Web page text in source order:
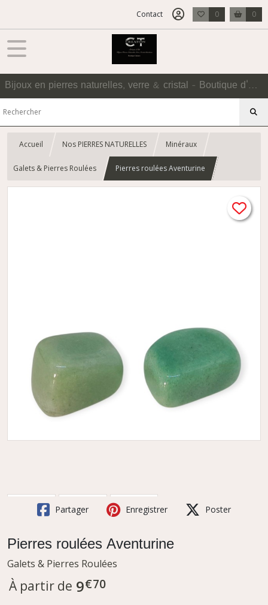
Contact 0 0
Bijoux en pierres naturelles, verre & cristal - Boutique d'Accessoires
Accueil Nos PIERRES NATURELLES Minéraux
Galets & Pierres Roulées Pierres roulées Aventurine
Partager Enregistrer Poster
Pierres roulées Aventurine
Galets & Pierres Roulées
À partir de 9€70